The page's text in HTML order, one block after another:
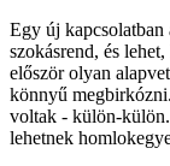
Egy új
szokásrend, és
először olyan
könnyű
voltak - külön-külön.
lehetnek